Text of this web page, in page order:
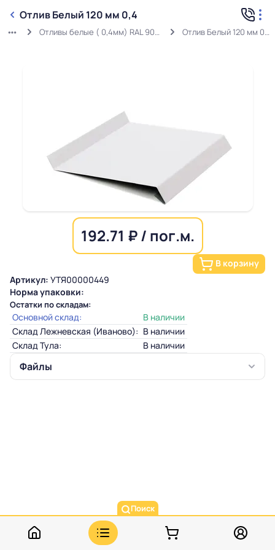
Отлив Белый 120 мм 0,4
Отливы белые ( 0,4мм) RAL 9003 Отлив Белый 120 мм 0,4
192.71 ₽ / пог.м.
В корзину
Артикул: УТЯ00000449
Норма упаковки:
Остатки по складам:
Основной склад:
В наличии
Склад Лежневская (Иваново): В наличии
Склад Тула:
В наличии
Файлы
Поиск